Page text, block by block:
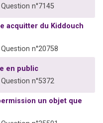
n°7145
acquitter du Kiddouch
n°20758
en public
n°5372
un objet que